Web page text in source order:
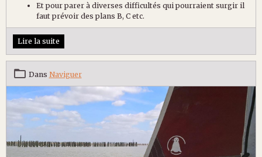
Et pour parer à diverses difficultés qui pourraient surgir il
faut prévoir des plans B, C etc.
Lire la suite
Dans Naviguer